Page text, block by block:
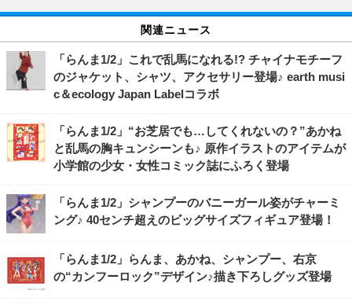
関連ニュース
「らんま1/2」これで乱馬になれる!? チャイナモチーフ
のジャケット、シャツ、アクセサリー登場♪ earth musi
c＆ecology Japan Labelコラボ
「らんま1/2」“お芝居でも…してくれないの？”あかね
と乱馬の胸キュンシーンも♪ 原作イラストのアイテムが
小学館の少女・女性コミック誌にふろく登場
「らんま1/2」シャンプーのバニーガール姿がチャーミ
ング♪ 40センチ超えのビッグサイズフィギュア登場！
「らんま1/2」らんま、あかね、シャンプー、右京
の“カンフーロック”デザイン♪描き下ろしグッズ登場